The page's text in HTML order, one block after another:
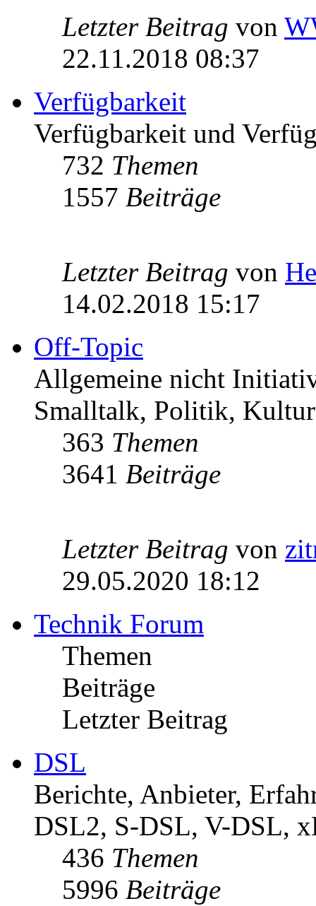
Letzter Beitrag von
22.11.2018 08:37
Verfügbarkeit
Verfügbarkeit und
732 Themen
1557 Beiträge
Letzter Beitrag von
14.02.2018 15:17
Off-Topic
Allgemeine nicht
Smalltalk, Politik, Kultur
363 Themen
3641 Beiträge
Letzter Beitrag von
29.05.2020 18:12
Technik Forum
Themen
Beiträge
Letzter Beitrag
DSL
Berichte, Anbieter,
DSL2, S-DSL, V-DSL,
436 Themen
5996 Beiträge